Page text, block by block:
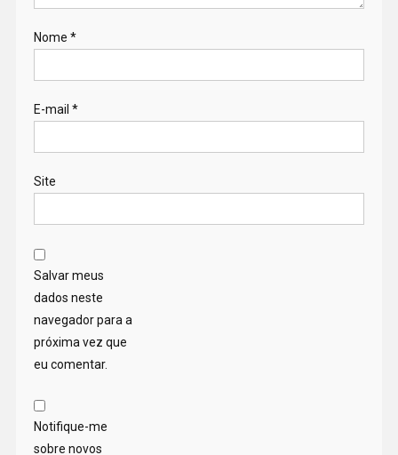
Nome *
E-mail *
Site
Salvar meus
dados neste
navegador para a
próxima vez que
eu comentar.
Notifique-me
sobre novos